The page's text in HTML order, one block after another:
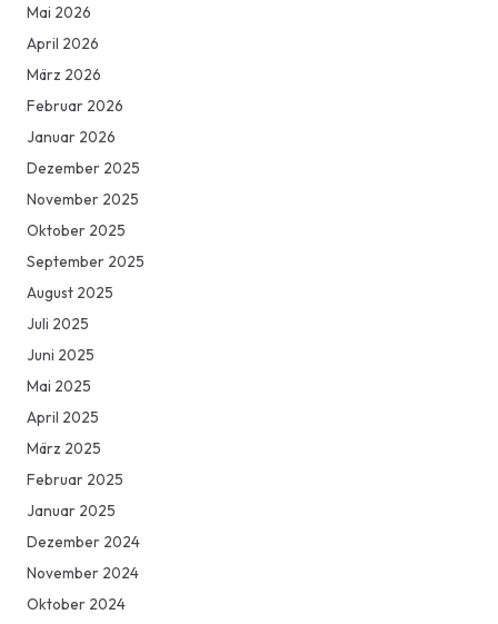
Mai 2026
April 2026
März 2026
Februar 2026
Januar 2026
Dezember 2025
November 2025
Oktober 2025
September 2025
August 2025
Juli 2025
Juni 2025
Mai 2025
April 2025
März 2025
Februar 2025
Januar 2025
Dezember 2024
November 2024
Oktober 2024